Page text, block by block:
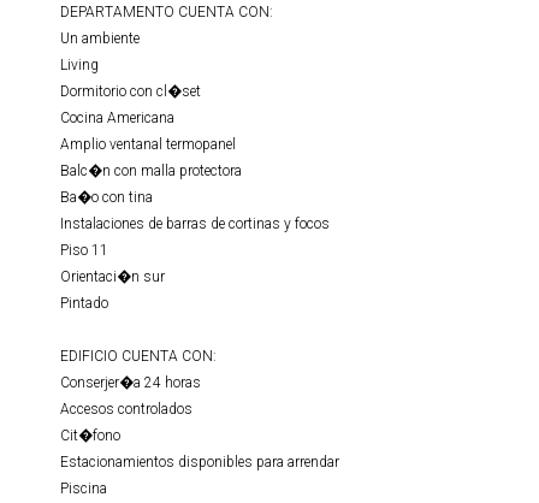
DEPARTAMENTO CUENTA CON:
Un ambiente
Living
Dormitorio con cl�set
Cocina Americana
Amplio ventanal termopanel
Balc�n con malla protectora
Ba�o con tina
Instalaciones de barras de cortinas y focos
Piso 11
Orientaci�n sur
Pintado
EDIFICIO CUENTA CON:
Conserjer�a 24 horas
Accesos controlados
Cit�fono
Estacionamientos disponibles para arrendar
Piscina